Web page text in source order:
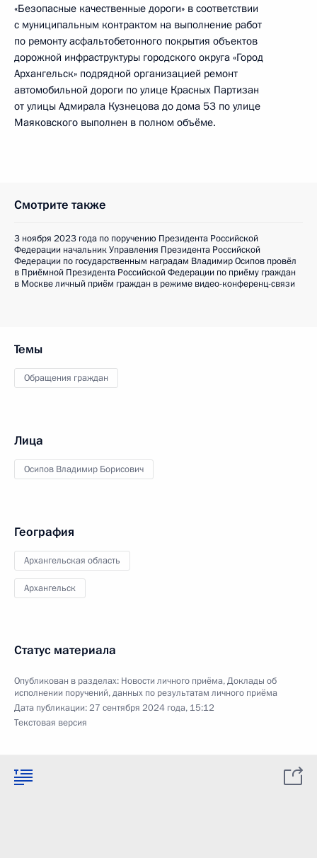
«Безопасные качественные дороги» в соответствии
с муниципальным контрактом на выполнение работ
по ремонту асфальтобетонного покрытия объектов
дорожной инфраструктуры городского округа «Город
Архангельск» подрядной организацией ремонт
автомобильной дороги по улице Красных Партизан
от улицы Адмирала Кузнецова до дома 53 по улице
Маяковского выполнен в полном объёме.
Смотрите также
3 ноября 2023 года по поручению Президента Российской
Федерации начальник Управления Президента Российской
Федерации по государственным наградам Владимир Осипов провёл
в Приёмной Президента Российской Федерации по приёму граждан
в Москве личный приём граждан в режиме видео-конференц-связи
Темы
Обращения граждан
Лица
Осипов Владимир Борисович
География
Архангельская область
Архангельск
Статус материала
Опубликован в разделах: Новости личного приёма,Доклады об
исполнении поручений, данных по результатам личного приёма
Дата публикации:27 сентября 2024 года, 15:12
Текстовая версия